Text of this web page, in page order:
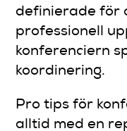
definierade för
professionell
konferenciern
koordinering.
Pro tips för
alltid med en